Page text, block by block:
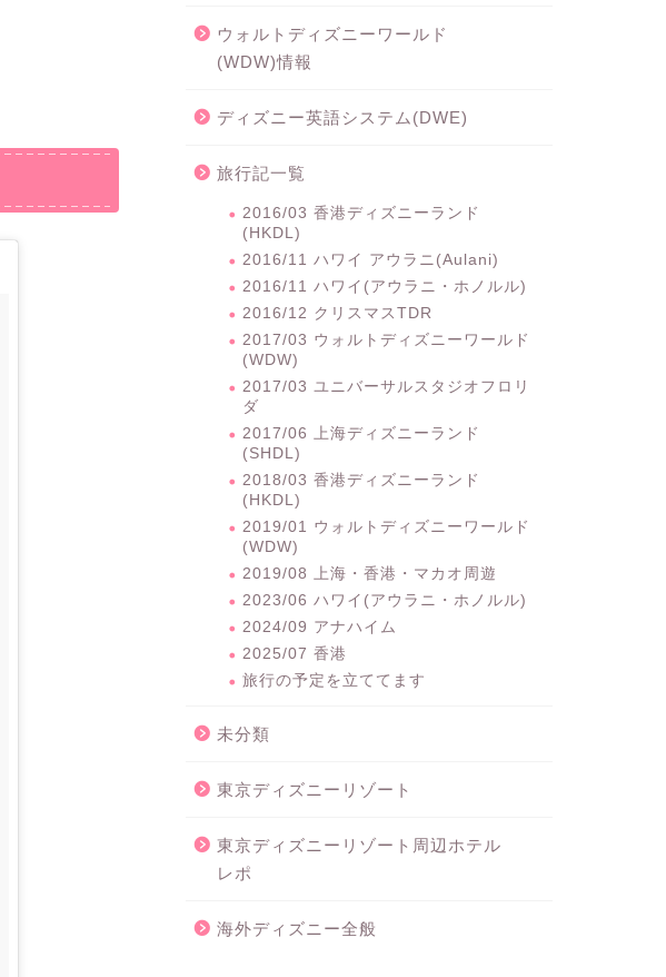
ウォルトディズニーワールド
(WDW)情報
ディズニー英語システム(DWE)
旅行記一覧
2016/03 香港ディズニーランド
(HKDL)
2016/11 ハワイ アウラニ(Aulani)
2016/11 ハワイ(アウラニ・ホノルル)
2016/12 クリスマスTDR
2017/03 ウォルトディズニーワールド
(WDW)
2017/03 ユニバーサルスタジオフロリ
ダ
2017/06 上海ディズニーランド
(SHDL)
2018/03 香港ディズニーランド
(HKDL)
2019/01 ウォルトディズニーワールド
(WDW)
2019/08 上海・香港・マカオ周遊
2023/06 ハワイ(アウラニ・ホノルル)
2024/09 アナハイム
2025/07 香港
旅行の予定を立ててます
未分類
東京ディズニーリゾート
東京ディズニーリゾート周辺ホテル
レポ
海外ディズニー全般